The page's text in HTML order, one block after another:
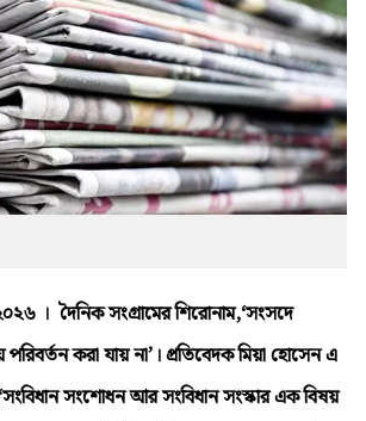
। দৈনিক সংগ্রামের শিরোনাম,‘সংসদে
করা যায় না’ । প্রতিবেদক মিয়া হোসেন এ
সংশোধন আর সংবিধান সংস্কার এক বিষয়